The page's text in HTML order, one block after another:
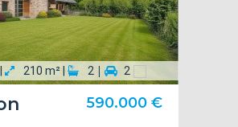
210 m² | 2 | 2
590.000 €